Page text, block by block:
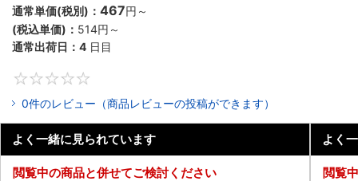
通常単価(税別)： 467円 ～
(税込単価)： 514円 ～
通常出荷日： 4 日目
0件のレビュー（商品レビューの投稿ができます）
よく一緒に見られています
閲覧中の商品と併せてご検討ください
よく
閲覧